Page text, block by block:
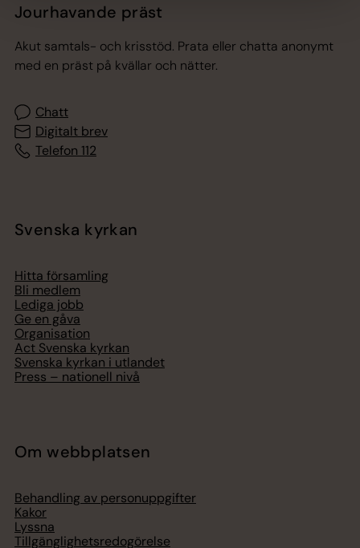
Jourhavande präst
Akut samtals- och krisstöd. Prata eller chatta anonymt
med en präst på kvällar och nätter.
Chatt
Digitalt brev
Telefon 112
Svenska kyrkan
Hitta församling
Bli medlem
Lediga jobb
Ge en gåva
Organisation
Act Svenska kyrkan
Svenska kyrkan i utlandet
Press – nationell nivå
Om webbplatsen
Behandling av personuppgifter
Kakor
Lyssna
Tillgänglighetsredogörelse